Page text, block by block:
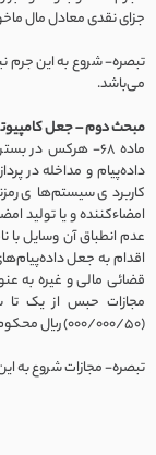
جزای نقدی معادل مال
تبصره- شروع به این جرم
می‌باشد.
مبحث دوم – جعل
ماده ۶۸- هرکس در
داده‌پیام و مداخله در
کاربردی سیستم‌های
امضاء‌کننده و یا تولید
عدم انطباق آن وسایل با
اقدام به جعل داده‌پیام‌های
قضائی مالی و غیره به
مجازات حبس از یک تا
(۰۰۰/۰۰۰/۵۰) ریال محکوم می‌شود.
تبصره- مجازات شروع به